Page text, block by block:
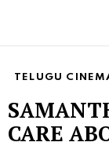
TELUGU
CARE